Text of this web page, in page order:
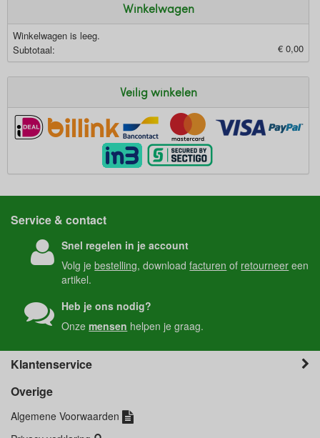
Winkelwagen
Winkelwagen is leeg.
Subtotaal:
€ 0,00
Veilig winkelen
Service & contact
Snel regelen in je account
Volg jebestelling, downloadfacturen of retourneer een
artikel.
Heb je ons nodig?
Onzemensen helpen je graag.
Klantenservice
Overige
Algemene Voorwaarden